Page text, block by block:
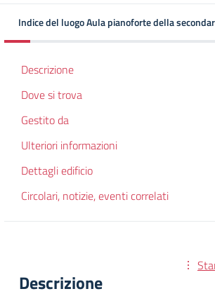
Indice del luogo Aula pianoforte della
Descrizione
Dove si trova
Gestito da
Ulteriori informazioni
Dettagli edificio
Circolari, notizie, eventi correlati
Descrizione